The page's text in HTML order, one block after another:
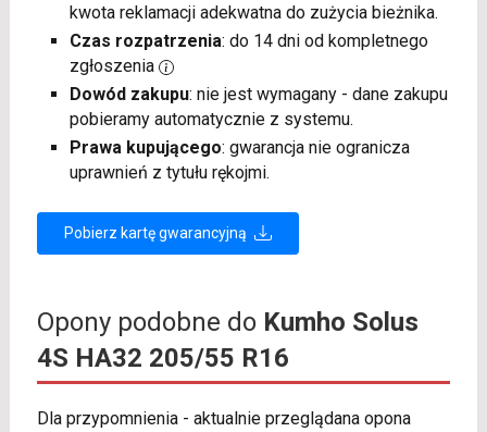
kwota reklamacji adekwatna do zużycia bieżnika.
Czas rozpatrzenia: do 14 dni od kompletnego
zgłoszenia
Dowód zakupu: nie jest wymagany - dane zakupu
pobieramy automatycznie z systemu.
Prawa kupującego: gwarancja nie ogranicza
uprawnień z tytułu rękojmi.
Pobierz kartę gwarancyjną
Opony podobne do Kumho Solus
4S HA32 205/55 R16
Dla przypomnienia - aktualnie przeglądana opona